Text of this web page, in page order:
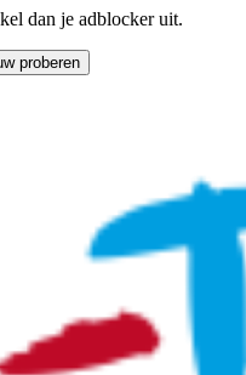
dan je adblocker uit.
proberen